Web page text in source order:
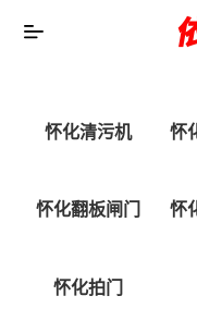
怀化清污机 怀
怀化翻板闸门 怀
怀化拍门